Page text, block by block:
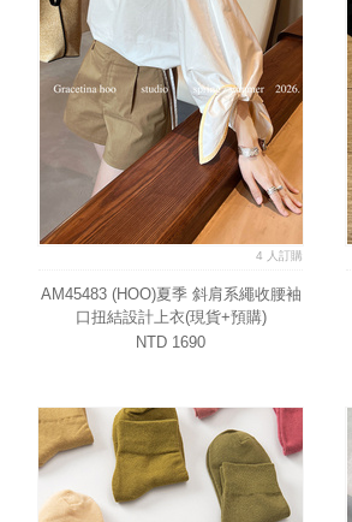
4 人訂購
AM45483 (HOO)夏季 斜肩系繩收腰袖
口扭結設計上衣(現貨+預購)
NTD 1690